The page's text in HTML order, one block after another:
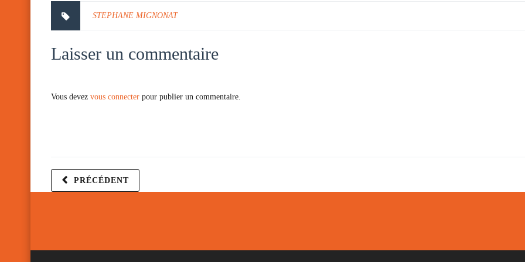
STEPHANE MIGNONAT
Laisser un commentaire
Vous devez vous connecter pour publier un commentaire.
PRÉCÉDENT